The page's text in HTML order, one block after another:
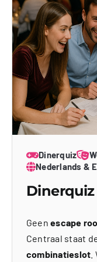
Dinerquiz
Nederlands &
Geenescape
Centraal staat
combinatieslot